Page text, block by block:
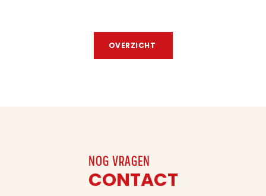
OVERZICHT
NOG VRAGEN
CONTACT